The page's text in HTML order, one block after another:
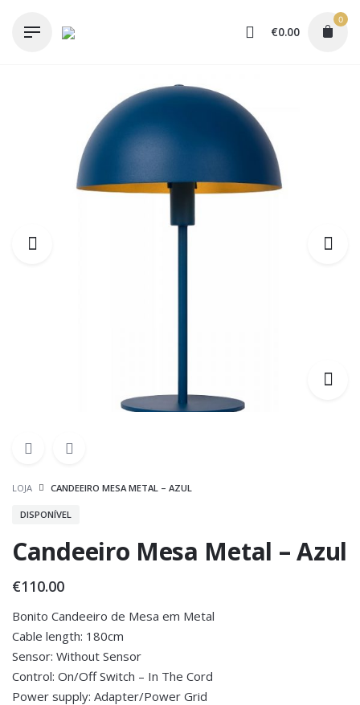
€0.00
0
LOJA CANDEEIRO MESA METAL – AZUL
DISPONÍVEL
Candeeiro Mesa Metal – Azul
€110.00
Bonito Candeeiro de Mesa em Metal
Cable length: 180cm
Sensor: Without Sensor
Control: On/Off Switch – In The Cord
Power supply: Adapter/Power Grid